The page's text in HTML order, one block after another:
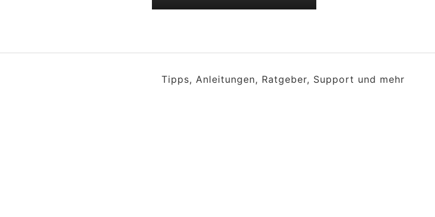
Tipps, Anleitungen, Ratgeber, Support und mehr